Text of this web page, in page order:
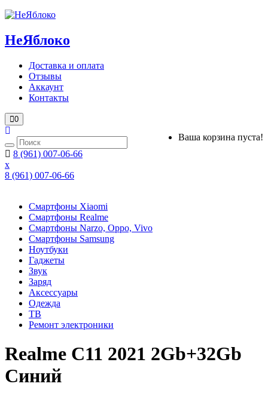
НеЯблоко
Доставка и оплата
Отзывы
Аккаунт
Контакты
0
Ваша корзина пуста!
8 (961) 007-06-66
x
8 (961) 007-06-66
Смартфоны Xiaomi
Смартфоны Realme
Смартфоны Narzo, Oppo, Vivo
Смартфоны Samsung
Ноутбуки
Гаджеты
Звук
Заряд
Аксессуары
Одежда
ТВ
Ремонт электроники
Realme C11 2021 2Gb+32Gb
Синий